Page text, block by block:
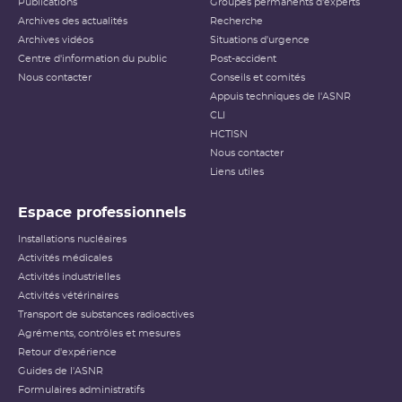
au public l’importance d’un événement vis-à-vis de la
sûreté ou de la
. Cette échelle est
applicable aux événements survenant sur les INB et aux
événements ayant des conséquences, potentielles ou
réelles, sur la radioprotection du public et des travailleurs.
Elle ne s’applique pas aux événements ayant un impact
habituellement utilisés pour classer les événements
reçue notamment) n’étant pas applicables dans ce
Échelle INES pour le
classement des incidents et
Publications
Archives des actualités
Archives vidéos
Centre d'information du public
Nous contacter
Groupes permanents d'experts
Recherche
Situations d'urgence
Post-accident
Conseils et comités
Appuis techniques de l'ASNR
CLI
HCTISN
Nous contacter
Liens utiles
Espace professionnels
Installations nucléaires
Activités médicales
Activités industrielles
Activités vétérinaires
Transport de substances radioactives
Agréments, contrôles et mesures
Retour d'expérience
Guides de l'ASNR
Formulaires administratifs